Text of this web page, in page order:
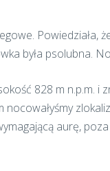
Powiedziała,
była psolubna.
828 m n.p.m. i
nocowałyśmy
aurę,